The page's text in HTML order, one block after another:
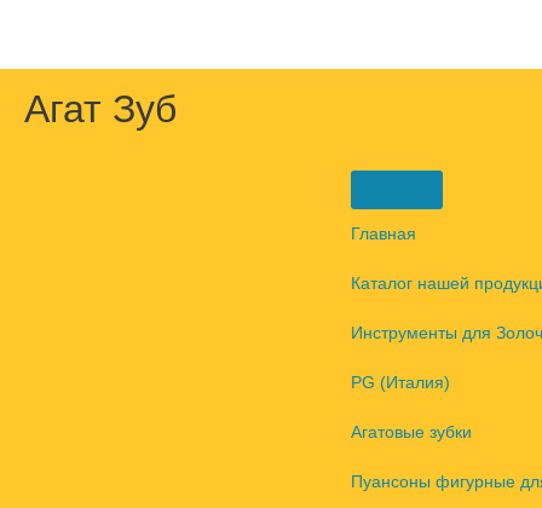
содержимому
Агат Зуб
Главная
Каталог нашей
Инструменты для
PG (Италия)
Агатовые зубки
Пуансоны фигурные